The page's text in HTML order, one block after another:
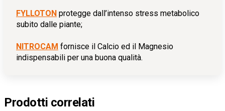
FYLLOTON protegge dall’intenso stress metabolico
subito dalle piante;
NITROCAM fornisce il Calcio ed il Magnesio
indispensabili per una buona qualità.
Prodotti correlati